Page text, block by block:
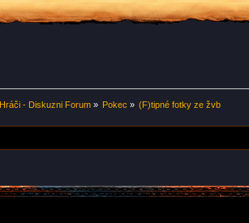
Hráči - Diskuzni Forum» Pokec » (F)tipné fotky ze žvb